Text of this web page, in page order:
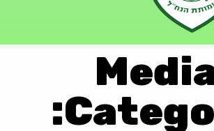
Category: